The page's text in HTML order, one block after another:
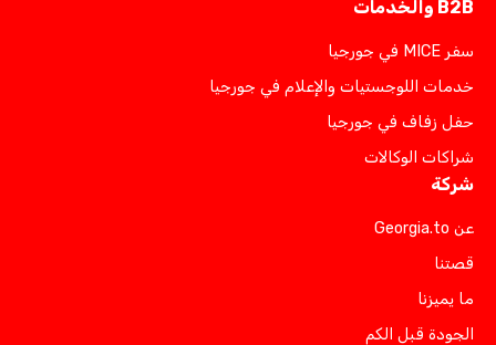
B2B والخدمات
سفر MICE في جورجيا
خدمات اللوجستيات والإعلام في جورجيا
حفل زفاف في جورجيا
شراكات الوكالات
شركة
عن Georgia.to
قصتنا
ما يميزنا
الجودة قبل الكم